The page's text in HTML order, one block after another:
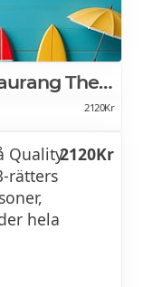
Quality Hotel View Restaurang The Social
2120Kr
Quality
rätters
hela
2120Kr